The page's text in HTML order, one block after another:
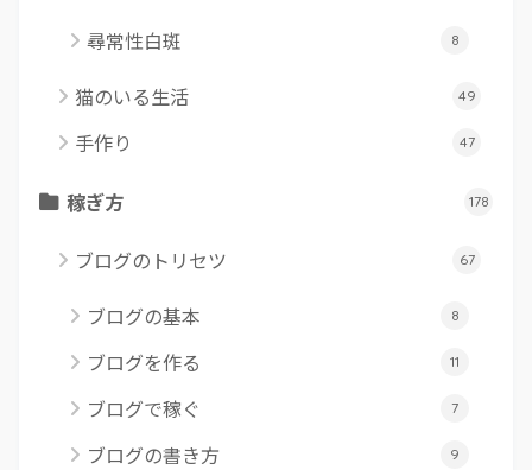
尋常性白斑 8
猫のいる生活 49
手作り 47
稼ぎ方 178
ブログのトリセツ 67
ブログの基本 8
ブログを作る 11
ブログで稼ぐ 7
ブログの書き方 9